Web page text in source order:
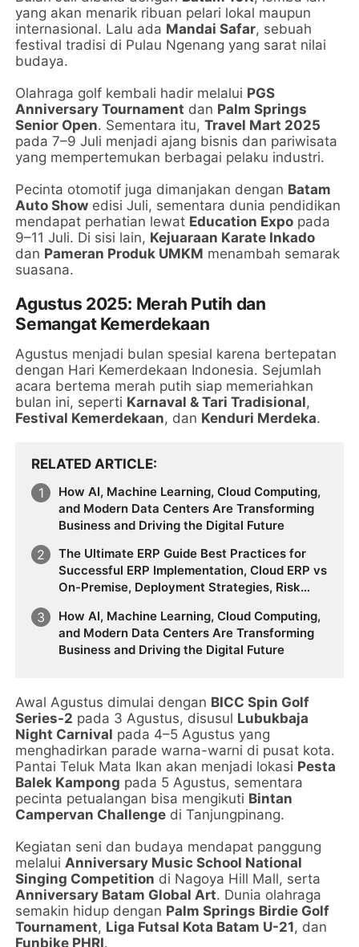
yang akan menarik ribuan pelari lokal maupun
internasional. Lalu ada Mandai Safar, sebuah
festival tradisi di Pulau Ngenang yang sarat nilai
budaya.
Olahraga golf kembali hadir melalui PGS
Anniversary Tournament dan Palm Springs
Senior Open. Sementara itu,Travel Mart 2025
pada 7–9 Juli menjadi ajang bisnis dan pariwisata
yang mempertemukan berbagai pelaku industri.
Pecinta otomotif juga dimanjakan dengan Batam
Auto Show edisi Juli, sementara dunia pendidikan
mendapat perhatian lewat Education Expo pada
9–11 Juli. Di sisi lain, Kejuaraan Karate Inkado
dan Pameran Produk UMKM menambah semarak
suasana.
Agustus 2025: Merah Putih dan
Semangat Kemerdekaan
Agustus menjadi bulan spesial karena bertepatan
dengan Hari Kemerdekaan Indonesia. Sejumlah
acara bertema merah putih siap memeriahkan
bulan ini, seperti Karnaval & Tari Tradisional,
Festival Kemerdekaan, dan Kenduri Merdeka.
RELATED ARTICLE
How AI, Machine Learning, Cloud Computing,
and Modern Data Centers Are Transforming
Business and Driving the Digital Future
The Ultimate ERP Guide Best Practices for
Successful ERP Implementation, Cloud ERP vs
On-Premise, Deployment Strategies, Risk
Future Business Transformation
How AI, Machine Learning, Cloud Computing,
and Modern Data Centers Are Transforming
Business and Driving the Digital Future
Awal Agustus dimulai dengan BICC Spin Golf
Series-2 pada 3 Agustus, disusul Lubukbaja
Night Carnival pada 4–5 Agustus yang
menghadirkan parade warna-warni di pusat kota.
Pantai Teluk Mata Ikan akan menjadi lokasi Pesta
Balek Kampong pada 5 Agustus, sementara
pecinta petualangan bisa mengikuti Bintan
Campervan Challenge di Tanjungpinang.
Kegiatan seni dan budaya mendapat panggung
melaluiAnniversary Music School National
Singing Competition di Nagoya Hill Mall, serta
Anniversary Batam Global Art. Dunia olahraga
semakin hidup dengan Palm Springs Birdie Golf
Tournament, Liga Futsal Kota Batam U-21, dan
Funbike PHRI.